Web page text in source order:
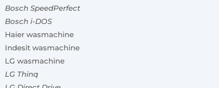
Bosch SpeedPerfect
Bosch i-DOS
Haier wasmachine
Indesit wasmachine
LG wasmachine
LG Thinq